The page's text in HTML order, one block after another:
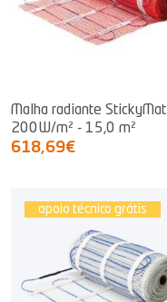
Malha radiante StickyMat
200W/m² - 15,0 m²
618,69€
apoio técnico grátis